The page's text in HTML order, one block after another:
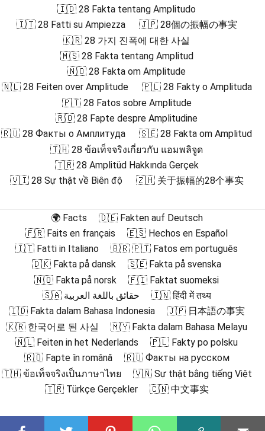
🇮🇩 28 Fakta tentang Amplitudo
🇮🇹 28 Fatti su Ampiezza
🇯🇵 28個の振幅の事実
🇰🇷 28 가지 진폭에 대한 사실
🇲🇸 28 Fakta tentang Amplitud
🇳🇴 28 Fakta om Amplitude
🇳🇱 28 Feiten over Amplitude
🇵🇱 28 Fakty o Amplituda
🇵🇹 28 Fatos sobre Amplitude
🇷🇴 28 Fapte despre Amplitudine
🇷🇺 28 Факты о Амплитуда
🇸🇪 28 Fakta om Amplitud
🇹🇭 28 ข้อเท็จจริงเกี่ยวกับ แอมพลิจูด
🇹🇷 28 Amplitüd Hakkında Gerçek
🇻🇮 28 Sự thật về Biên độ
🇿🇭 关于振幅的28个事实
🌍 Facts
🇩🇪 Fakten auf Deutsch
🇫🇷 Faits en français
🇪🇸 Hechos en Español
🇮🇹 Fatti in Italiano
🇧🇷 🇵🇹 Fatos em português
🇩🇰 Fakta på dansk
🇸🇪 Fakta på svenska
🇳🇴 Fakta på norsk
🇫🇮 Faktat suomeksi
🇸🇦 حقائق باللغة العربية
🇮🇳 हिंदी में तथ्य
🇮🇩 Fakta dalam Bahasa Indonesia
🇯🇵 日本語の事実
🇰🇷 한국어로 된 사실
🇲🇾 Fakta dalam Bahasa Melayu
🇳🇱 Feiten in het Nederlands
🇵🇱 Fakty po polsku
🇷🇴 Fapte în română
🇷🇺 Факты на русском
🇹🇭 ข้อเท็จจริงเป็นภาษาไทย
🇻🇳 Sự thật bằng tiếng Việt
🇹🇷 Türkçe Gerçekler
🇨🇳 中文事实